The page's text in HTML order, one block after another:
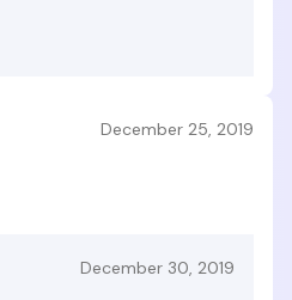
December 25, 2019
December 30, 2019